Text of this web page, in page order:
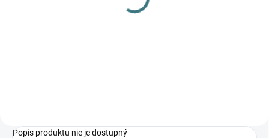
Popis produktu nie je dostupný